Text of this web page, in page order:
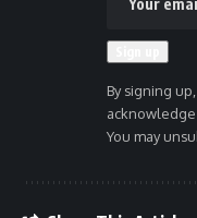
By signing
You may